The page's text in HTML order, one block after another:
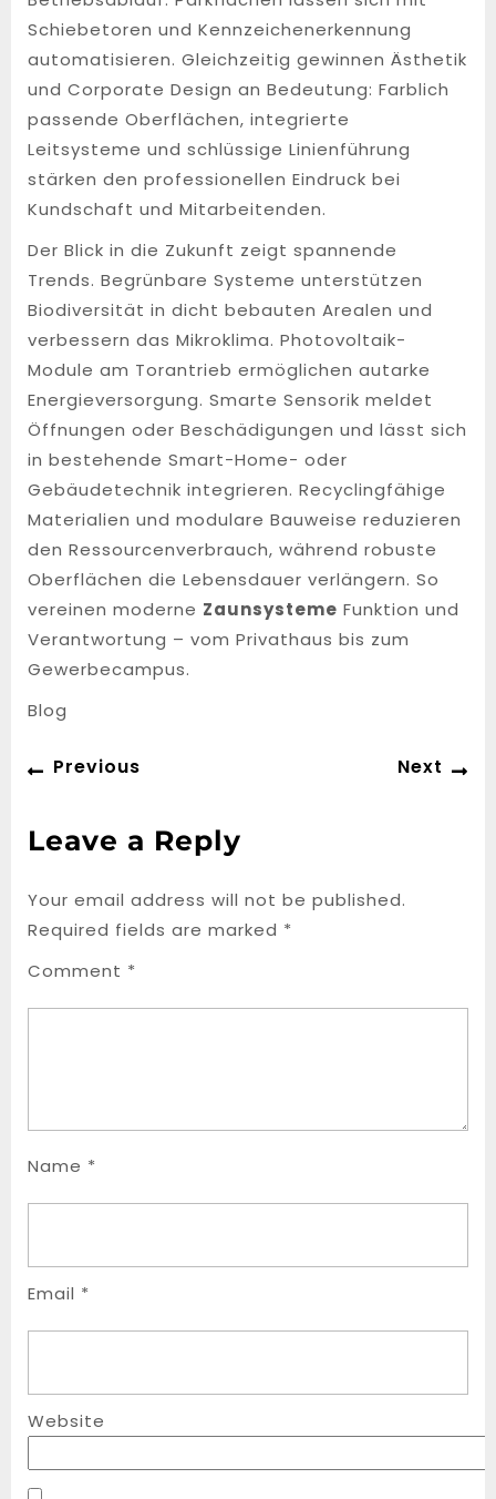
Schiebetoren und Kennzeichenerkennung
automatisieren. Gleichzeitig gewinnen Ästhetik
und Corporate Design an Bedeutung: Farblich
passende Oberflächen, integrierte
Leitsysteme und schlüssige Linienführung
stärken den professionellen Eindruck bei
Kundschaft und Mitarbeitenden.
Der Blick in die Zukunft zeigt spannende
Trends. Begrünbare Systeme unterstützen
Biodiversität in dicht bebauten Arealen und
verbessern das Mikroklima. Photovoltaik-
Module am Torantrieb ermöglichen autarke
Energieversorgung. Smarte Sensorik meldet
Öffnungen oder Beschädigungen und lässt sich
in bestehende Smart-Home- oder
Gebäudetechnik integrieren. Recyclingfähige
Materialien und modulare Bauweise reduzieren
den Ressourcenverbrauch, während robuste
Oberflächen die Lebensdauer verlängern. So
vereinen moderne Zaunsysteme Funktion und
Verantwortung – vom Privathaus bis zum
Gewerbecampus.
Blog
Post
navigation
Previous Next
Leave a Reply
Your email address will not be published.
Required fields are marked *
Comment *
Name *
Email *
Website